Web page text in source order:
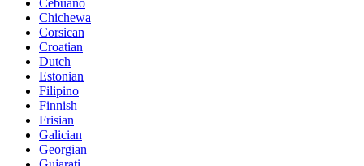
Cebuano
Chichewa
Corsican
Croatian
Dutch
Estonian
Filipino
Finnish
Frisian
Galician
Georgian